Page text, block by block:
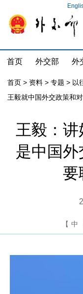
首页 外交部 外
首页 > 资料 > 专题 > 以
王毅就中国外交政策和
王毅：
是中国
要
【 中